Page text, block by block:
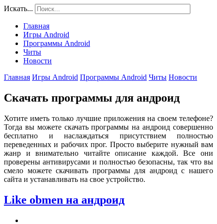
Искать...
Главная
Игры Android
Программы Android
Читы
Новости
Главная Игры Android Программы Android Читы Новости
Скачать программы для андроид
Хотите иметь только лучшие приложения на своем телефоне?
Тогда вы можете скачать программы на андроид совершенно
бесплатно и наслаждаться присутствием полностью
переведенных и рабочих прог. Просто выберите нужный вам
жанр и внимательно читайте описание каждой. Все они
проверены антивирусами и полностью безопасны, так что вы
смело можете скачивать программы для андроид с нашего
сайта и устанавливать на свое устройство.
Like obmen на андроид